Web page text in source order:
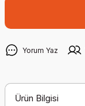
Yorum Yaz
Ürün Bilgisi